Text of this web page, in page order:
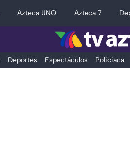
Azteca UNO Azteca 7
Deportes Espectáculos Policiaca